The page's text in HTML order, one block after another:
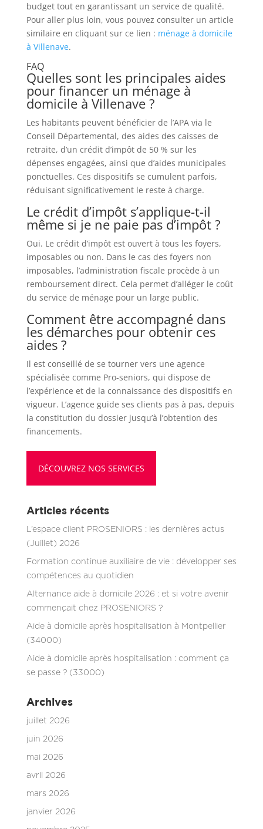
budget tout en garantissant un service de qualité.
Pour aller plus loin, vous pouvez consulter un article
similaire en cliquant sur ce lien : ménage à domicile
à Villenave.
FAQ
Quelles sont les principales aides
pour financer un ménage à
domicile à Villenave ?
Les habitants peuvent bénéficier de l’APA via le
Conseil Départemental, des aides des caisses de
retraite, d’un crédit d’impôt de 50 % sur les
dépenses engagées, ainsi que d’aides municipales
ponctuelles. Ces dispositifs se cumulent parfois,
réduisant significativement le reste à charge.
Le crédit d’impôt s’applique-t-il
même si je ne paie pas d’impôt ?
Oui. Le crédit d’impôt est ouvert à tous les foyers,
imposables ou non. Dans le cas des foyers non
imposables, l’administration fiscale procède à un
remboursement direct. Cela permet d’alléger le coût
du service de ménage pour un large public.
Comment être accompagné dans
les démarches pour obtenir ces
aides ?
Il est conseillé de se tourner vers une agence
spécialisée comme Pro-seniors, qui dispose de
l’expérience et de la connaissance des dispositifs en
vigueur. L’agence guide ses clients pas à pas, depuis
la constitution du dossier jusqu’à l’obtention des
financements.
DÉCOUVREZ NOS SERVICES
Articles récents
L’espace client PROSENIORS : les dernières actus
(Juillet) 2026
Formation continue auxiliaire de vie : développer ses
compétences au quotidien
Alternance aide à domicile 2026 : et si votre avenir
commençait chez PROSENIORS ?
Aide à domicile après hospitalisation à Montpellier
(34000)
Aide à domicile après hospitalisation : comment ça
se passe ? (33000)
Archives
juillet 2026
juin 2026
mai 2026
avril 2026
mars 2026
janvier 2026